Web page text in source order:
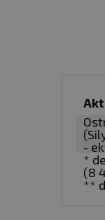
-
*
(8
**